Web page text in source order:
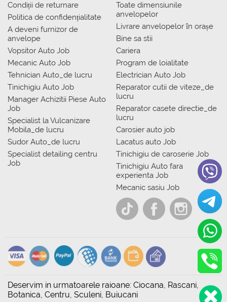
Condiții de returnare
Politica de confidențialitate
A deveni furnizor de
anvelope
Vopsitor Auto Job
Mecanic Auto Job
Tehnician Auto_de lucru
Tinichigiu Auto Job
Manager Achizitii Piese Auto
Job
Specialist la Vulcanizare
Mobila_de lucru
Sudor Auto_de lucru
Specialist detailing centru
Job
Toate dimensiunile
anvelopelor
Livrare anvelopelor în orașe
Bine sa stii
Cariera
Program de loialitate
Electrician Auto Job
Reparator cutii de viteze_de
lucru
Reparator casete directie_de
lucru
Carosier auto job
Lacatus auto Job
Tinichigiu de caroserie Job
Tinichigiu Auto fara
experienta Job
Mecanic sasiu Job
Deservim in urmatoarele raioane: Ciocana, Rascani,
Botanica, Centru, Sculeni, Buiucani